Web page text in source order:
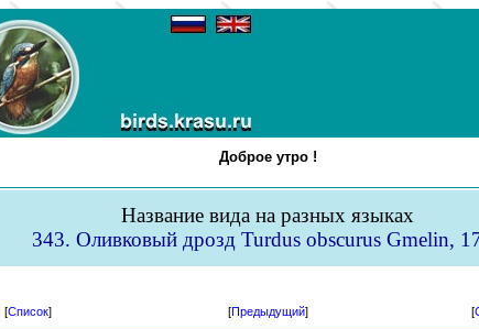
Доброе утро !
Название вида на разных языках
343. Оливковый дрозд Turdus obscurus Gmelin,
[Список] [Предыдущий] [